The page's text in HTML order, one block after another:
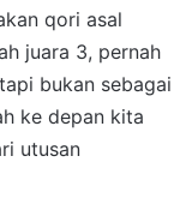
qori asal
juara 3, pernah
bukan sebagai
ke depan kita
utusan